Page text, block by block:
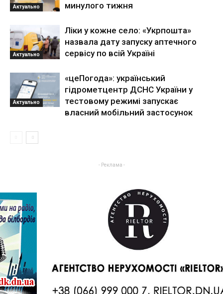
Актуально минулого тижня
Актуально
Ліки у кожне село: «Укрпошта»
назвала дату запуску аптечного
сервісу по всій Україні
Актуально
«цеПогода»: український
гідрометцентр ДСНС України у
тестовому режимі запускає
власний мобільний застосунок
- Реклама -